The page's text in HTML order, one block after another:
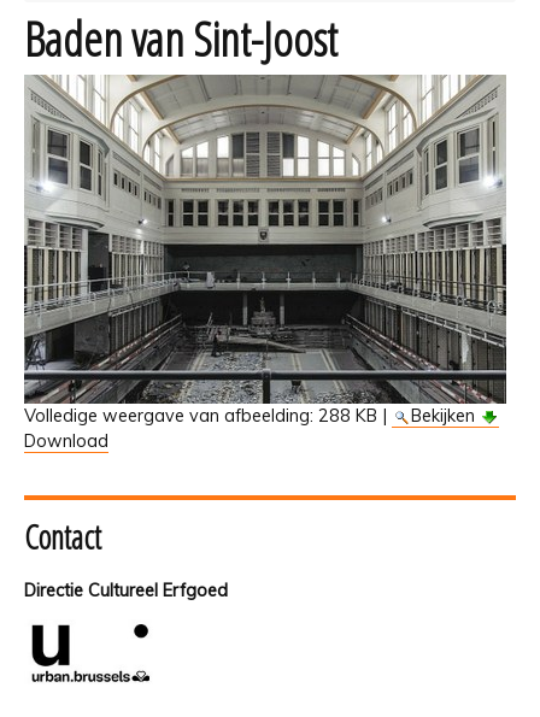
Baden van Sint-Joost
Volledige weergave van afbeelding: 288 KB |
Bekijken
Download
Contact
Directie Cultureel Erfgoed